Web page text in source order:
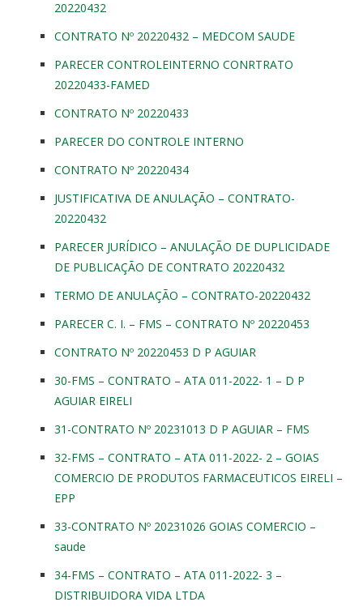
20220432
CONTRATO Nº 20220432 – MEDCOM SAUDE
PARECER CONTROLEINTERNO CONRTRATO
20220433-FAMED
CONTRATO Nº 20220433
PARECER DO CONTROLE INTERNO
CONTRATO Nº 20220434
JUSTIFICATIVA DE ANULAÇÃO – CONTRATO-
20220432
PARECER JURÍDICO – ANULAÇÃO DE DUPLICIDADE
DE PUBLICAÇÃO DE CONTRATO 20220432
TERMO DE ANULAÇÃO – CONTRATO-20220432
PARECER C. I. – FMS – CONTRATO Nº 20220453
CONTRATO Nº 20220453 D P AGUIAR
30-FMS – CONTRATO – ATA 011-2022- 1 – D P
AGUIAR EIRELI
31-CONTRATO Nº 20231013 D P AGUIAR – FMS
32-FMS – CONTRATO – ATA 011-2022- 2 – GOIAS
COMERCIO DE PRODUTOS FARMACEUTICOS EIRELI –
EPP
33-CONTRATO Nº 20231026 GOIAS COMERCIO –
saude
34-FMS – CONTRATO – ATA 011-2022- 3 –
DISTRIBUIDORA VIDA LTDA